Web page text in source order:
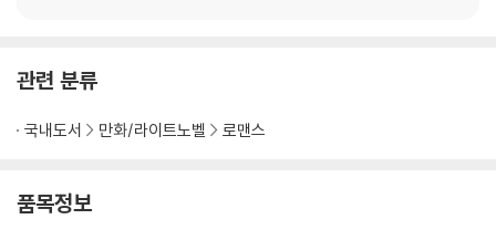
관련 분류
국내도서 만화/라이트노벨 로맨스
품목정보